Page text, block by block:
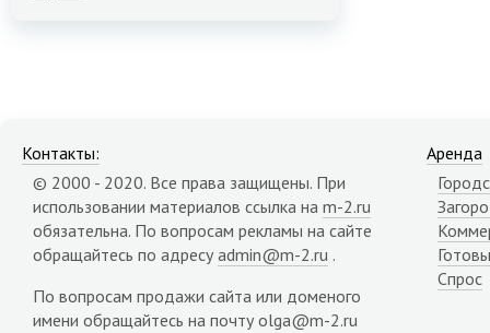
Контакты:
© 2000 - 2020. Все права защищены. При
использовании материалов ссылка на m-2.ru
обязательна. По вопросам рекламы на сайте
обращайтесь по адресу admin@m-2.ru .
По вопросам продажи сайта или доменого
имени обращайтесь на почту olga@m-2.ru
Аренда
Спрос